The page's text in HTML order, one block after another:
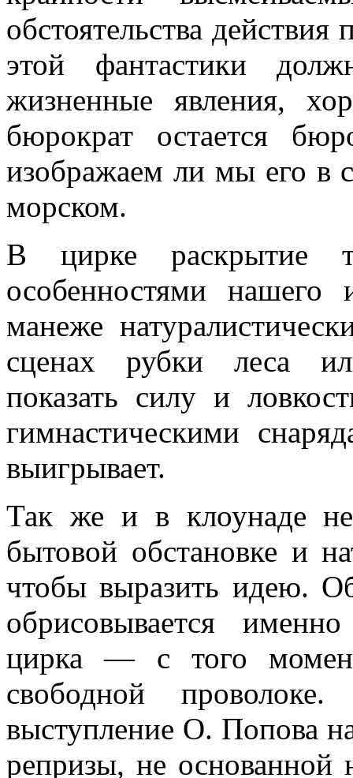
обстоятельства
этой фантастики
жизненные явления,
бюрократ остается
изображаем ли мы его в
морском.
В цирке раскрытие
особенностями
манеже
сценах рубки леса
показать силу и
гимнастическими
выигрывает.
Так же и в клоунаде
бытовой обстановке и
чтобы выразить идею.
обрисовывается
цирка — с того
свободной
выступление О. Попова
репризы, не основанной